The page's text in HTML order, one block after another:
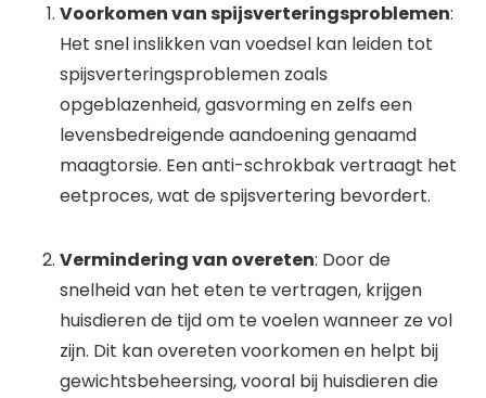
Voorkomen van spijsverteringsproblemen:
Het snel inslikken van voedsel kan leiden tot
spijsverteringsproblemen zoals
opgeblazenheid, gasvorming en zelfs een
levensbedreigende aandoening genaamd
maagtorsie. Een anti-schrokbak vertraagt het
eetproces, wat de spijsvertering bevordert.
Vermindering van overeten: Door de
snelheid van het eten te vertragen, krijgen
huisdieren de tijd om te voelen wanneer ze vol
zijn. Dit kan overeten voorkomen en helpt bij
gewichtsbeheersing, vooral bij huisdieren die